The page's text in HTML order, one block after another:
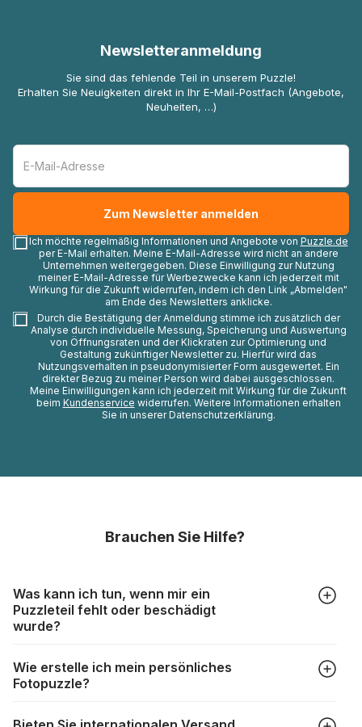
Newsletteranmeldung
Sie sind das fehlende Teil in unserem Puzzle!
Erhalten Sie Neuigkeiten direkt in Ihr E-Mail-Postfach (Angebote,
Neuheiten, …)
Ich möchte regelmäßig Informationen und Angebote von Puzzle.de
per E-Mail erhalten. Meine E-Mail-Adresse wird nicht an andere
Unternehmen weitergegeben. Diese Einwilligung zur Nutzung
meiner E-Mail-Adresse für Werbezwecke kann ich jederzeit mit
Wirkung für die Zukunft widerrufen, indem ich den Link „Abmelden"
am Ende des Newsletters anklicke.
Durch die Bestätigung der Anmeldung stimme ich zusätzlich der
Analyse durch individuelle Messung, Speicherung und Auswertung
von Öffnungsraten und der Klickraten zur Optimierung und
Gestaltung zukünftiger Newsletter zu. Hierfür wird das
Nutzungsverhalten in pseudonymisierter Form ausgewertet. Ein
direkter Bezug zu meiner Person wird dabei ausgeschlossen.
Meine Einwilligungen kann ich jederzeit mit Wirkung für die Zukunft
beim Kundenservice widerrufen. Weitere Informationen erhalten
Sie in unserer Datenschutzerklärung.
Brauchen Sie Hilfe?
Was kann ich tun, wenn mir ein
Puzzleteil fehlt oder beschädigt
wurde?
aber trotzdem kann es vorkommen, dass Teile beschädigt
werden oder verloren gehen. Mit solchen Fällen gehen
https://www.puzzle.de/puzzleteile-fehlen.html
Wie erstelle ich mein persönliches
Fotopuzzle?